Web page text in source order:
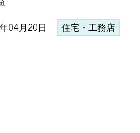
04月20日 住宅・工務店